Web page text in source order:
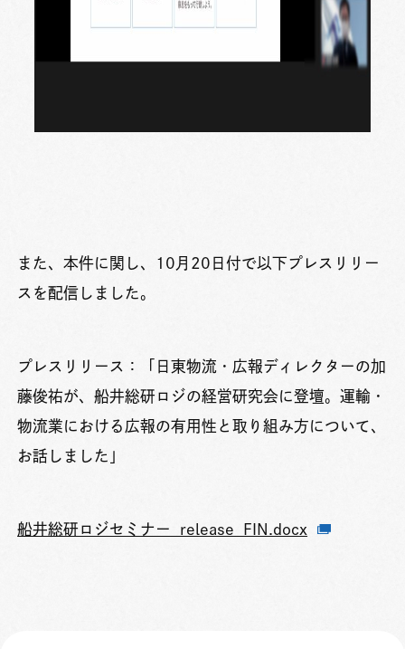
また、本件に関し、10月20日付で以下プレスリリー
スを配信しました。
プレスリリース：「
日東物流・広報ディレクターの加
藤俊祐が、船井総研ロジの経営研究会に登壇。運輸・
物流業における広報の有用性と取り組み方について、
お話しました」
船井総研ロジセミナー_release_FIN.docx